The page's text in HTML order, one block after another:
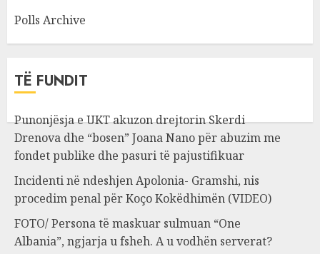
Polls Archive
TË FUNDIT
Punonjësja e UKT akuzon drejtorin Skerdi
Drenova dhe “bosen” Joana Nano për abuzim me
fondet publike dhe pasuri të pajustifikuar
Incidenti në ndeshjen Apolonia- Gramshi, nis
procedim penal për Koço Kokëdhimën (VIDEO)
FOTO/ Persona të maskuar sulmuan “One
Albania”, ngjarja u fsheh. A u vodhën serverat?